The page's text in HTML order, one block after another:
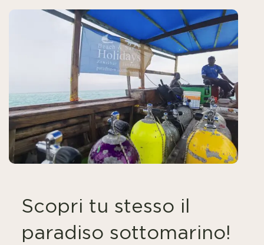
Scopri tu stesso il
paradiso sottomarino!